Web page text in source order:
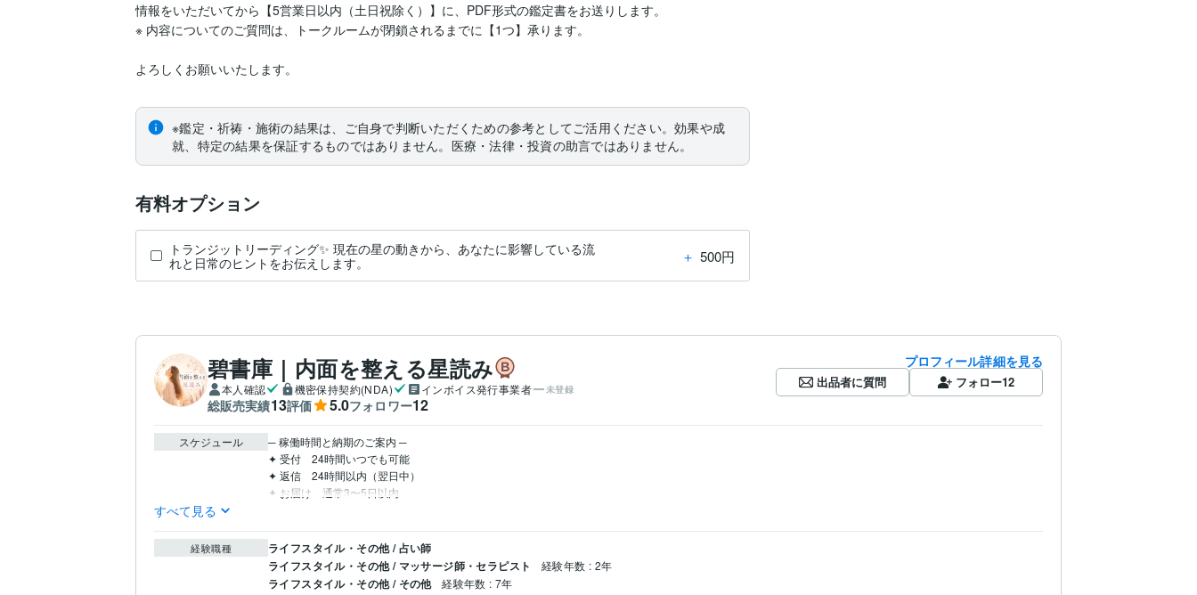
情報をいただいてから【5営業日以内（土日祝除く）】に、PDF形式の鑑定書をお送りします。
※ 内容についてのご質問は、トークルームが閉鎖されるまでに【1つ】承ります。
​よろしくお願いいたします。
※鑑定・祈祷・施術の結果は、ご自身で判断いただくための参考としてご活用ください。効果や成
就、特定の結果を保証するものではありません。医療・法律・投資の助言ではありません。
有料オプション
トランジットリーディング✨ 現在の星の動きから、あなたに影響している流
れと日常のヒントをお伝えします。
＋ 500円
碧書庫｜内面を整える星読み
本人確認 機密保持契約(NDA) インボイス発行事業者 未登録
総販売実績13評価 5.0フォロワー12
プロフィール詳細を見る
出品者に質問 フォロー12
スケジュール
─ 稼働時間と納期のご案内 ─
✦ 受付　24時間いつでも可能
✦ 返信　24時間以内（翌日中）
✦ お届け　通常3〜5日以内
すべて見る
経験職種
ライフスタイル・その他 / 占い師
ライフスタイル・その他 / マッサージ師・セラピスト
経験年数 : 2年
ライフスタイル・その他 / その他 経験年数 : 7年